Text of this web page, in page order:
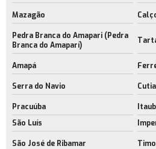
Mazagão
Pedra Branca do Amapari (Pedra
Branca do Amaparí)
Amapá
Serra do Navio
Pracuúba
São Luís
São José de Ribamar